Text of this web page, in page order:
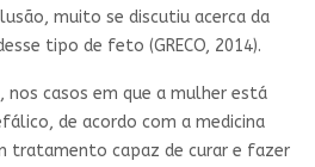
muito se discutiu acerca da
tipo de feto (GRECO, 2014).
nos casos em que a mulher está
de acordo com a medicina
tratamento capaz de curar e fazer